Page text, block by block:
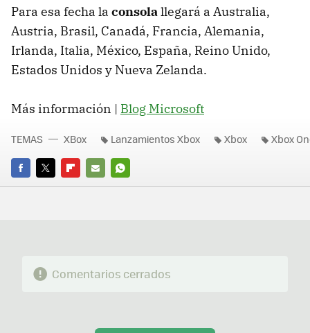
Para esa fecha la consolallegará a Australia,
Austria, Brasil, Canadá, Francia, Alemania,
Irlanda, Italia, México, España, Reino Unido,
Estados Unidos y Nueva Zelanda.
Más información | Blog Microsoft
FACEBOOK
TWITTERFLIPBOARD
E-
WHATSAPP
TEMAS XBox Lanzamientos Xbox Xbox Xbox
Comentarios cerrados